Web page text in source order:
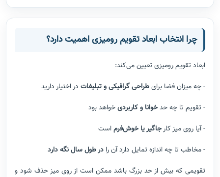
چرا انتخاب ابعاد تقویم رومیزی اهمیت دارد؟
ابعاد تقویم رومیزی تعیین می‌کند:
- چه میزان فضا برایطراحی گرافیکی و تبلیغات در اختیار دارید
- تقویم تا چه حدخوانا و کاربردیخواهد بود
- آیا روی میز کارجاگیر یا خوش‌فرماست
- مخاطب تا چه اندازه تمایل دارد آن را در طول سال نگه دارد
تقویمی که بیش از حد بزرگ باشد ممکن است از روی میز حذف شود و